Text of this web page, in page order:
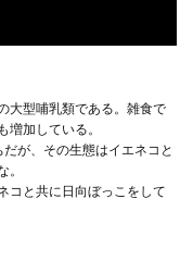
大型哺乳類である。雑食で
加している。
が、その生態はイエネコと
コと共に日向ぼっこをして